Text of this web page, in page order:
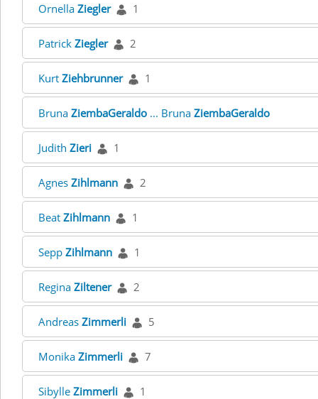
Ornella Ziegler 1
Patrick Ziegler 2
Kurt Ziehbrunner 1
Bruna ZiembaGeraldo ... Bruna ZiembaGeraldo
Judith Zieri 1
Agnes Zihlmann 2
Beat Zihlmann 1
Sepp Zihlmann 1
Regina Ziltener 2
Andreas Zimmerli 5
Monika Zimmerli 7
Sibylle Zimmerli 1